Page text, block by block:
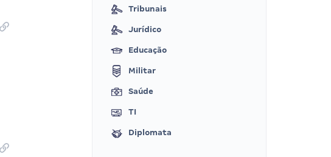
Tribunais
Jurídico
Educação
Militar
Saúde
TI
Diplomata